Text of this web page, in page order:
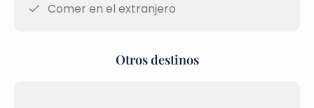
Comer en el extranjero
Otros destinos